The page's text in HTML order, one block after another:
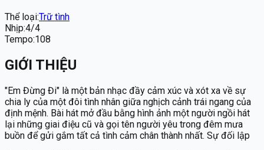
Thể loại:Trữ tình
Nhịp:4/4
Tempo:108
GIỚI THIỆU
"Em Đừng Đi" là một bản nhạc đầy cảm xúc và xót xa về sự
chia ly của một đôi tình nhân giữa nghịch cảnh trái ngang của
định mệnh. Bài hát mở đầu bằng hình ảnh một người ngồi hát
lại những giai điệu cũ và gọi tên người yêu trong đêm mưa
buồn để gửi gắm tất cả tình cảm chân thành nhất. Sự đối lập